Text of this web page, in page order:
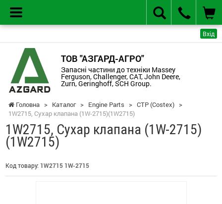
Вхід
ТОВ "АЗГАРД-АГРО"
Запасні частини до техніки Massey
Ferguson, Challenger, CAT, John Deere,
Zurn, Geringhoff, SCH Group.
Головна > Каталог > Engine Parts > CTP (Costex) >
1W2715, Сухар клапана (1W-2715)(1W2715)
1W2715, Сухар клапана (1W-2715)
(1W2715)
Код товару: 1W2715 1W-2715